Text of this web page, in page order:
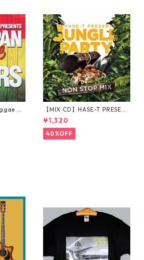
Co
【MIX CD】HASE-T PRESENT
S JUNGLE PARTY NONSTOP
MIX
¥1,320
40%OFF